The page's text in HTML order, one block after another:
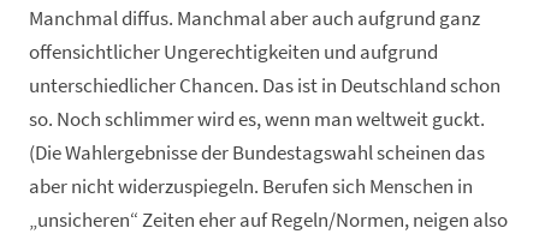
Manchmal diffus. Manchmal aber auch aufgrund ganz
offensichtlicher Ungerechtigkeiten und aufgrund
unterschiedlicher Chancen. Das ist in Deutschland schon
so. Noch schlimmer wird es, wenn man weltweit guckt.
(Die Wahlergebnisse der Bundestagswahl scheinen das
aber nicht widerzuspiegeln. Berufen sich Menschen in
„unsicheren“ Zeiten eher auf Regeln/Normen, neigen also